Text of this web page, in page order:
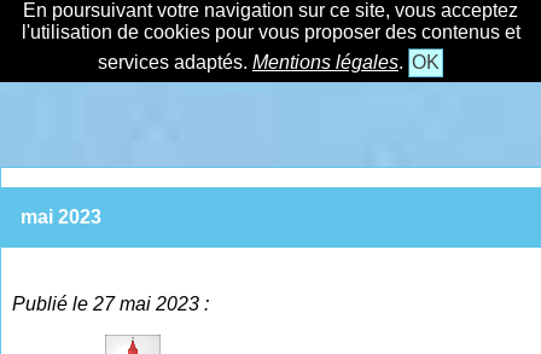
En poursuivant votre navigation sur ce site, vous acceptez
l'utilisation de cookies pour vous proposer des contenus et
services adaptés. Mentions légales. OK
mai 2023
Publié le 27 mai 2023 :